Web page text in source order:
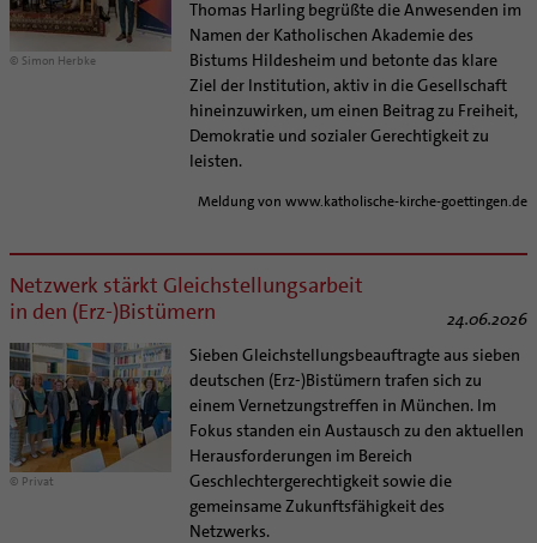
Ehe - Familie - Geschlechtergerechtigkeit
Kategoriale und Diakonale Seelsorge
Polizei- und Feuerwehr
Veranstaltungen
Supervision
Coaching
Aufbrüche in der Kirche
KirchenZeitung online
Verwaltungsbeauftragte / Verwaltungsleitungen in
© Simon Herbke
Thomas Harling begrüßte die Anwesenden im
Namen der Katholischen Akademie des
Bistums Hildesheim und betonte das klare
Ziel der Institution, aktiv in die Gesellschaft
hineinzuwirken, um einen Beitrag zu Freiheit,
Demokratie und sozialer Gerechtigkeit zu
leisten.
Meldung von www.katholische-kirche-goettingen.de
Netzwerk stärkt Gleichstellungsarbeit
in den (Erz-)Bistümern
24.06.2026
© Privat
Sieben Gleichstellungsbeauftragte aus sieben
deutschen (Erz-)Bistümern trafen sich zu
einem Vernetzungstreffen in München. Im
Fokus standen ein Austausch zu den aktuellen
Herausforderungen im Bereich
Geschlechtergerechtigkeit sowie die
gemeinsame Zukunftsfähigkeit des
Netzwerks.